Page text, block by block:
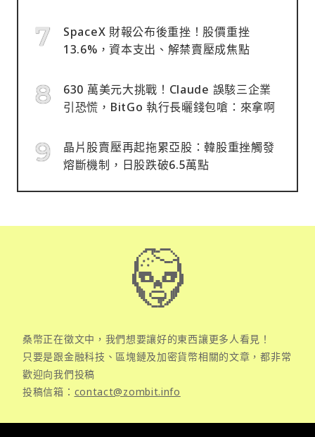
SpaceX 財報公布後重挫！股價重挫
13.6%，資本支出、解禁賣壓成焦點
630 萬美元大挑戰！Claude 誤駭三企業
引恐慌，BitGo 執行長曬錢包嗆：來拿啊
晶片股賣壓再起拖累亞股：韓股重挫觸發
熔斷機制，日股跌破6.5萬點
桑幣正在徵文中，我們想要讓好的東西讓更多人看見！
只要是跟金融科技、區塊鏈及加密貨幣相關的文章，都非常
歡迎向我們投稿
投稿信箱： contact@zombit.info